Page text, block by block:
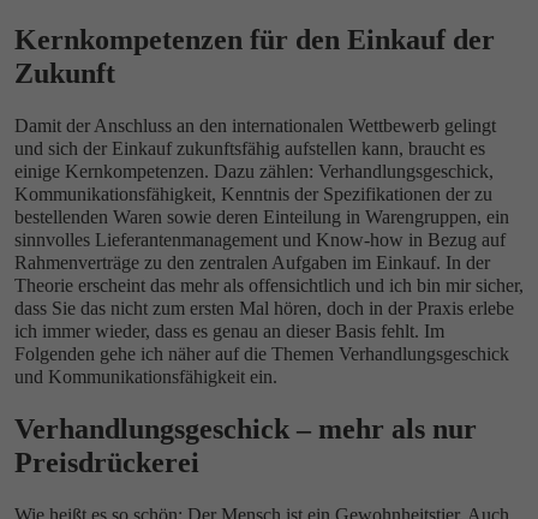
Kernkompetenzen für den Einkauf der
Zukunft
Damit der Anschluss an den internationalen Wettbewerb gelingt
und sich der Einkauf zukunftsfähig aufstellen kann, braucht es
einige Kernkompetenzen. Dazu zählen: Verhandlungsgeschick,
Kommunikationsfähigkeit, Kenntnis der Spezifikationen der zu
bestellenden Waren sowie deren Einteilung in Warengruppen, ein
sinnvolles Lieferantenmanagement und Know-how in Bezug auf
Rahmenverträge zu den zentralen Aufgaben im Einkauf. In der
Theorie erscheint das mehr als offensichtlich und ich bin mir sicher,
dass Sie das nicht zum ersten Mal hören, doch in der Praxis erlebe
ich immer wieder, dass es genau an dieser Basis fehlt. Im
Folgenden gehe ich näher auf die Themen Verhandlungsgeschick
und Kommunikationsfähigkeit ein.
Verhandlungsgeschick – mehr als nur
Preisdrückerei
Wie heißt es so schön: Der Mensch ist ein Gewohnheitstier. Auch